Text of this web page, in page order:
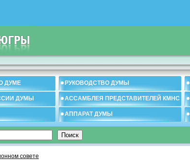
ДУМЕ РУКОВОДСТВО ДУМЫ
ДУМЫ АССАМБЛЕЯ ПРЕДСТАВИТЕЛЕЙ КМНС
АППАРАТ ДУМЫ
совете